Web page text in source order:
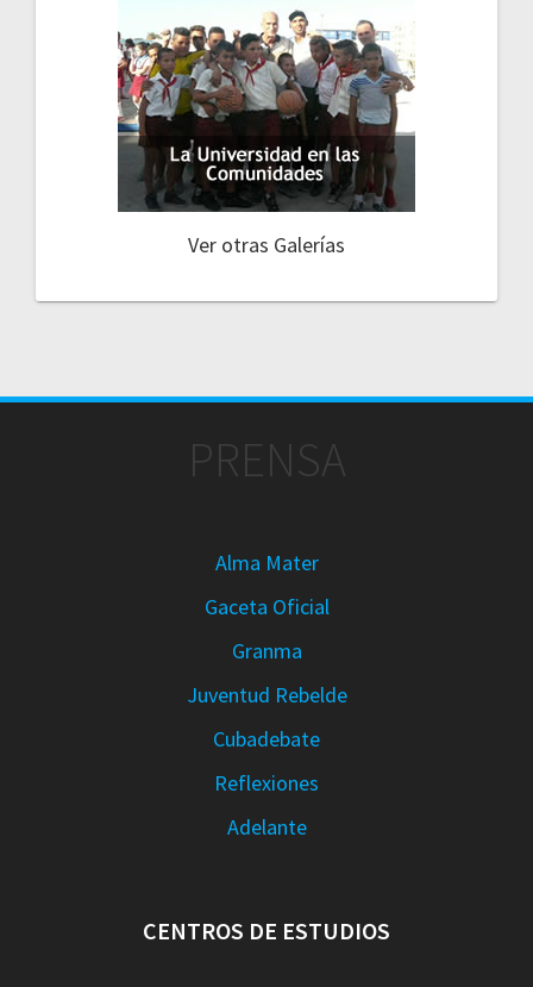
Ver otras Galerías
PRENSA
Alma Mater
Gaceta Oficial
Granma
Juventud Rebelde
Cubadebate
Reflexiones
Adelante
CENTROS DE ESTUDIOS